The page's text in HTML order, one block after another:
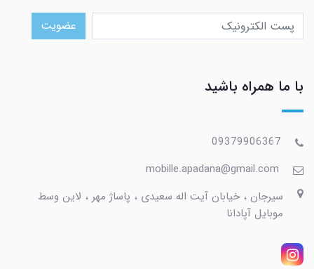
عضویت
با ما همراه باشید
09379906367
mobille.apadana@gmail.com
سیرجان ، خیابان آیت اله سعیدی ، پاساژ مهر ، لاین وسط
موبایل آپادانا